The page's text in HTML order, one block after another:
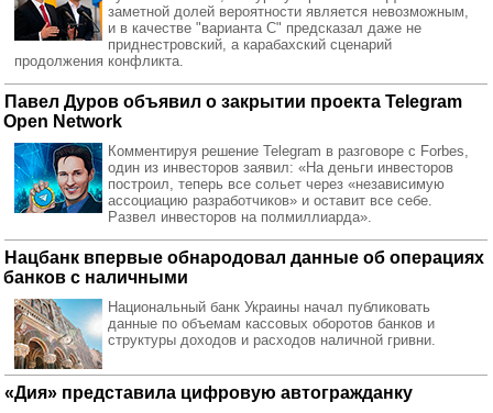
заметной долей вероятности является невозможным,
и в качестве "варианта С" предсказал даже не
приднестровский, а карабахский сценарий
продолжения конфликта.
Павел Дуров объявил о закрытии проекта Telegram
Open Network
Комментируя решение Telegram в разговоре с Forbes,
один из инвесторов заявил: «На деньги инвесторов
построил, теперь все сольет через «независимую
ассоциацию разработчиков» и оставит все себе.
Развел инвесторов на полмиллиарда».
Нацбанк впервые обнародовал данные об операциях
банков с наличными
Национальный банк Украины начал публиковать
данные по объемам кассовых оборотов банков и
структуры доходов и расходов наличной гривни.
«Дия» представила цифровую автогражданку